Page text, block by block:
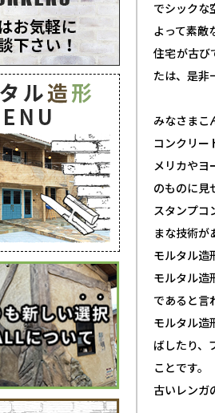
でシックな
よって素敵
住宅が古び
たは、是非
みなさまこ
コンクリー
メリカやヨ
のものに見
スタンプコ
まな技術が
モルタル造
モルタル造
であると言
モルタル造
ばしたり、
ことです。
古いレンガ